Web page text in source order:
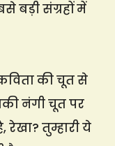
बड़ी संग्रहों में
की चूत से
नंगी चूत पर
रेखा? तुम्हारी ये